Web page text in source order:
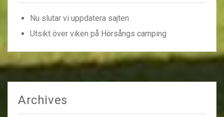
Nu slutar vi uppdatera sajten
Utsikt över viken på Hörsångs camping
Archives